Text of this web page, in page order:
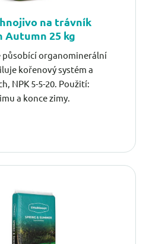
na trávník
Autumn 25 kg
působící organominerální
kořenový systém a
NPK 5-5-20. Použití:
a konce zimy.